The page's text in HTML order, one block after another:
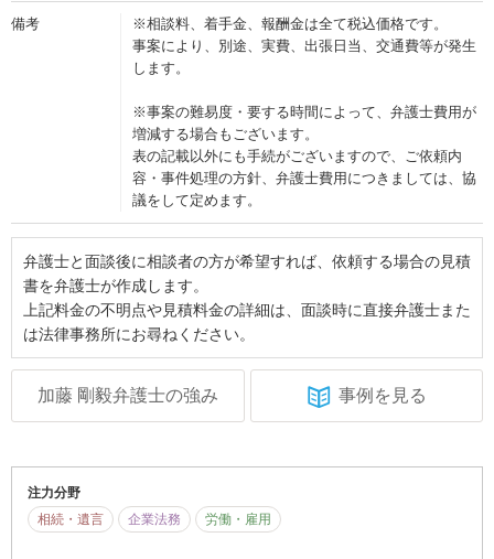
備考
※相談料、着手金、報酬金は全て税込価格です。
事案により、別途、実費、出張日当、交通費等が発生
します。
※事案の難易度・要する時間によって、弁護士費用が
増減する場合もございます。
表の記載以外にも手続がございますので、ご依頼内
容・事件処理の方針、弁護士費用につきましては、協
議をして定めます。
弁護士と面談後に相談者の方が希望すれば、依頼する場合の見積
書を弁護士が作成します。
上記料金の不明点や見積料金の詳細は、面談時に直接弁護士また
は法律事務所にお尋ねください。
加藤 剛毅弁護士の強み 事例を見る
注力分野
相続・遺言
企業法務 労働・雇用